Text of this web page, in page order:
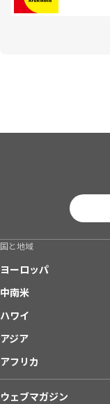
国と地域
ヨーロッパ
中南米
ハワイ
アジア
アフリカ
ウェブマガジン